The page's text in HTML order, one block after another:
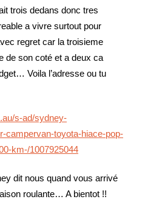
trois dedans donc tres
a vivre surtout pour
regret car la troisieme
de son coté et a deux ca
Voila l’adresse ou tu
s-ad/sydney-
campervan-toyota-hiace-pop-
km-/1007925044
dit nous quand vous arrivé
roulante… A bientot !!